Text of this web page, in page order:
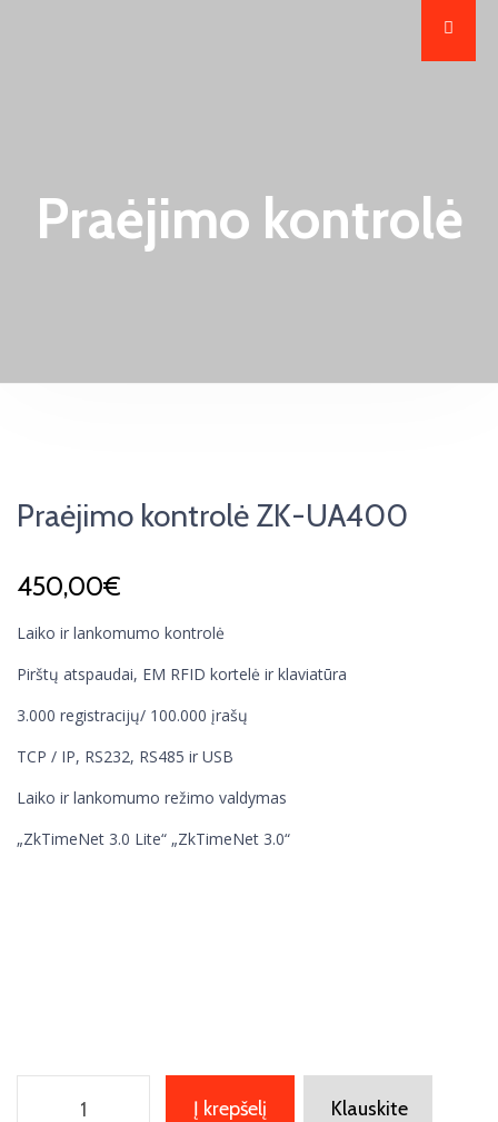
Praėjimo kontrolė
Praėjimo kontrolė ZK-UA400
450,00€
Laiko ir lankomumo kontrolė
Pirštų atspaudai, EM RFID kortelė ir klaviatūra
3.000 registracijų/ 100.000 įrašų
TCP / IP, RS232, RS485 ir USB
Laiko ir lankomumo režimo valdymas
„ZkTimeNet 3.0 Lite“ „ZkTimeNet 3.0“
Į krepšelį Klauskite